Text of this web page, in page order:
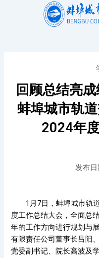
回顾总结亮
蚌埠城市轨
2024年
发布日
1月7日，蚌埠城市轨
度工作总结大会，全面总
年的工作方向进行规划与
有限责任公司董事长吕阳
党委副书记、院长高波及